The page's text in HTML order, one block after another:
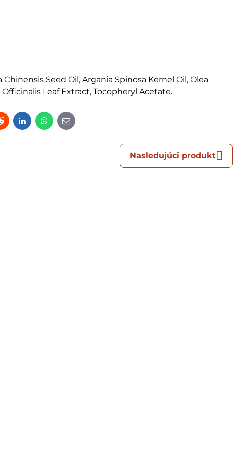
Seed Oil, Argania Spinosa Kernel Oil, Olea
Leaf Extract, Tocopheryl Acetate.
RedditLinkedInWhatsApp
E-
mail
Nasledujúci produkt